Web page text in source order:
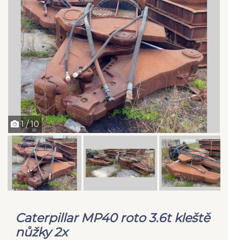
1 / 10
Caterpillar MP40 roto 3.6t kleště
nůžky 2x